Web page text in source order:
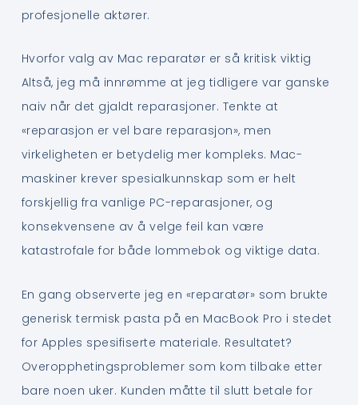
profesjonelle aktører.
Hvorfor valg av Mac reparatør er så kritisk viktig
Altså, jeg må innrømme at jeg tidligere var ganske
naiv når det gjaldt reparasjoner. Tenkte at
«reparasjon er vel bare reparasjon», men
virkeligheten er betydelig mer kompleks. Mac-
maskiner krever spesialkunnskap som er helt
forskjellig fra vanlige PC-reparasjoner, og
konsekvensene av å velge feil kan være
katastrofale for både lommebok og viktige data.
En gang observerte jeg en «reparatør» som brukte
generisk termisk pasta på en MacBook Pro i stedet
for Apples spesifiserte materiale. Resultatet?
Overopphetingsproblemer som kom tilbake etter
bare noen uker. Kunden måtte til slutt betale for